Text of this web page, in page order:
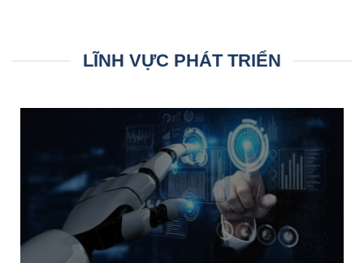
LĨNH VỰC PHÁT TRIỂN